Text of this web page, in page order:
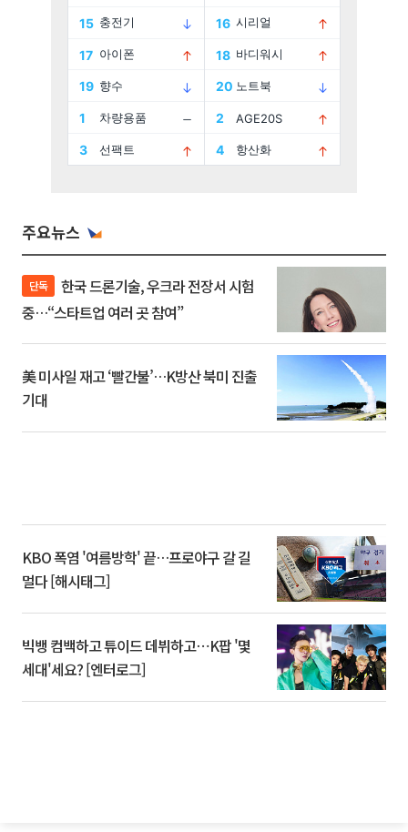
주요뉴스
단독
중…“스타트업 여러 곳 참여”
美 미사일 재고 ‘빨간불’…K방산 북미 진출
기대
KBO 폭염 '여름방학' 끝…프로야구 갈 길
멀다 [해시태그]
빅뱅 컴백하고 튜이드 데뷔하고⋯K팝 '몇
세대'세요? [엔터로그]